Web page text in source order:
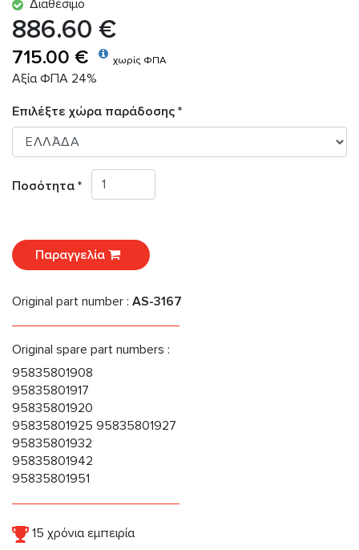
Διαθέσιμο
886.60 €
715.00 € χωρίς ΦΠΑ
Αξία ΦΠΑ 24%
Επιλέξτε χώρα παράδοσης *
Ποσότητα *
Παραγγελία
Original part number : AS-3167
Original spare part numbers :
95835801908
95835801917
95835801920
95835801925 95835801927
95835801932
95835801942
95835801951
15 χρόνια εμπειρία